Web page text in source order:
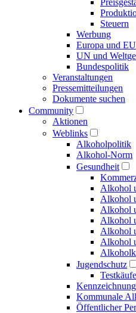
Steuern
Werbung
Europa und EU
UN und
Bundespolitik
Veranstaltungen
Presse­mitteilungen
Dokumente suchen
Community
Aktionen
Weblinks
Alkoholpolitik
Alkohol-Norm
Gesundheit
Alkohol
Alkohol
Alkohol
Alkohol
Alkohol
Alkohol
Jugendschutz
Testkäufe
Kennzeichnung
Kommunale
Öffentlicher